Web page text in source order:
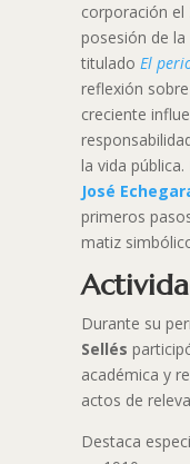
corporación
posesión de la
titulado El
reflexión
creciente
la vida
José
primeros
matiz
Durante su
Sellés
académica y
actos de
Destaca